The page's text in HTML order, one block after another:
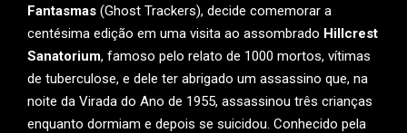
Fantasmas (Ghost Trackers), decide comemorar a
centésima edição em uma visita ao assombrado Hillcrest
Sanatorium, famoso pelo relato de 1000 mortos, vítimas
de tuberculose, e dele ter abrigado um assassino que, na
noite da Virada do Ano de 1955, assassinou três crianças
enquanto dormiam e depois se suicidou. Conhecido pela